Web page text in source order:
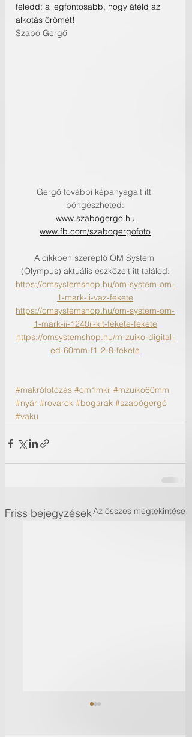
feledd: a legfontosabb, hogy átéld az
alkotás örömét!
Szabó Gergő
Gergő további képanyagait itt
böngészheted:
www.szabogergo.hu
www.fb.com/szabogergofoto
A cikkben szereplő OM System
(Olympus) aktuális eszközeit itt találod:
https://omsystemshop.hu/om-system-om-
1-mark-ii-vaz-fekete
https://omsystemshop.hu/om-system-om-
1-mark-ii-1240ii-kit-fekete-fekete
https://omsystemshop.hu/m-zuiko-digital-
ed-60mm-f1-2-8-fekete
#makrófotózás #om1mkii #mzuiko60mm
#nyár #rovarok #bogarak #szabógergő
#vaku
Friss bejegyzésekAz összes megtekintése